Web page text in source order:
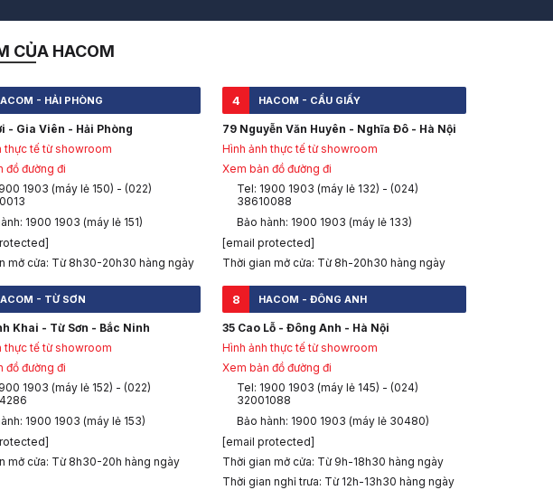
activity_football-campaign
đỏ có thể kiểm tra tính hợp lệ trên website quản lý hóa đơn.
chương trình khuyến mãi này.
định khách mua hàng là chính xác như: hóa đơn đỏ, giấy tờ tùy thân có ảnh đại diện...
CỦA HACOM
- HẢI PHÒNG
- Gia Viên - Hải Phòng
thực tế từ showroom
đồ đường đi
1903 (máy lẻ 150) - (022)
1900 1903 (máy lẻ 151)
mở cửa: Từ 8h30-20h30 hàng ngày
4 HACOM - CẦU GIẤY
79 Nguyễn Văn Huyên - Nghĩa Đô - Hà Nội
Hình ảnh thực tế từ showroom
Xem bản đồ đường đi
Tel: 1900 1903 (máy lẻ 132) - (024)
38610088
Bảo hành: 1900 1903 (máy lẻ 133)
[email protected]
Thời gian mở cửa: Từ 8h-20h30 hàng ngày
- TỪ SƠN
Khai - Từ Sơn - Bắc Ninh
thực tế từ showroom
đồ đường đi
1903 (máy lẻ 152) - (022)
1900 1903 (máy lẻ 153)
mở cửa: Từ 8h30-20h hàng ngày
8 HACOM - ĐÔNG ANH
35 Cao Lỗ - Đông Anh - Hà Nội
Hình ảnh thực tế từ showroom
Xem bản đồ đường đi
Tel: 1900 1903 (máy lẻ 145) - (024)
32001088
Bảo hành: 1900 1903 (máy lẻ 30480)
[email protected]
Thời gian mở cửa: Từ 9h-18h30 hàng ngày
Thời gian nghỉ trưa: Từ 12h-13h30 hàng ngày